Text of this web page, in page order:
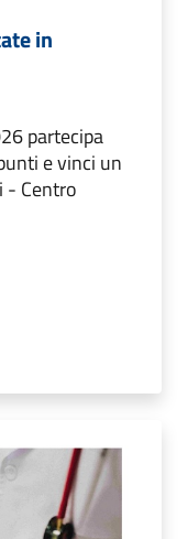
in
partecipa
e vinci un
- Centro